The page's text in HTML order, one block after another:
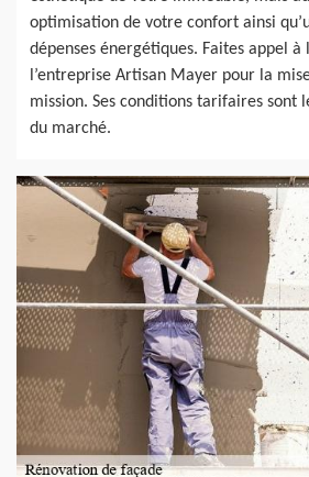
optimisation de votre confort ainsi
dépenses énergétiques. Faites appel à
l’entreprise Artisan Mayer pour la
mission. Ses conditions tarifaires sont
du marché.